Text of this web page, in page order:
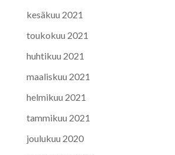
kesäkuu 2021
toukokuu 2021
huhtikuu 2021
maaliskuu 2021
helmikuu 2021
tammikuu 2021
joulukuu 2020